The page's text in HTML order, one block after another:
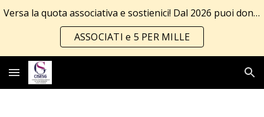
Skip to main content Skip to navigation
Versa la quota associativa e sostienici! Dal 2026 puoi donare anche il 5 per mille!!! Tutte le info al link
ASSOCIATI e 5 PER MILLE